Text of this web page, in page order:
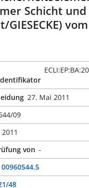
Schicht und
vom
27. Mai 2011
09
von -
00960544.5
48